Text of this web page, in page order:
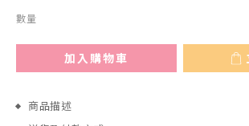
數量
加入購物車
商品描述